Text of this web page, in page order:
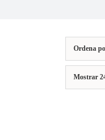
Ordena
Mostrar